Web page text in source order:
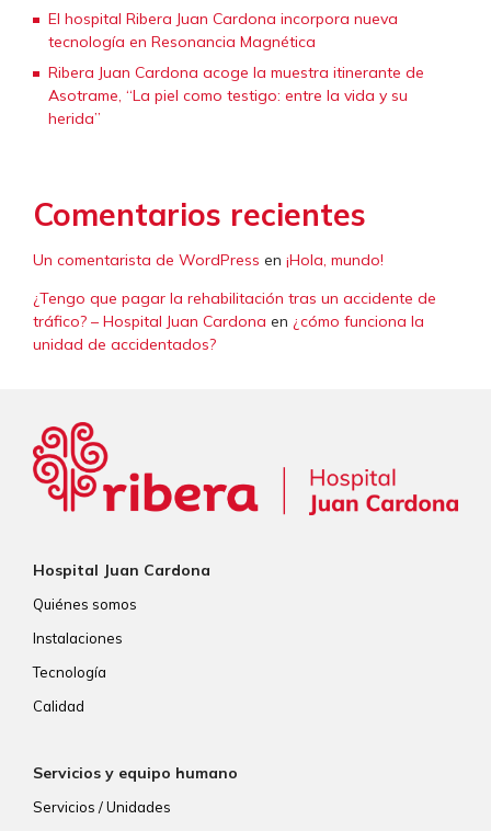
El hospital Ribera Juan Cardona incorpora nueva
tecnología en Resonancia Magnética
Ribera Juan Cardona acoge la muestra itinerante de
Asotrame, “La piel como testigo: entre la vida y su
herida”
Comentarios recientes
Un comentarista de WordPress en ¡Hola, mundo!
¿Tengo que pagar la rehabilitación tras un accidente de
tráfico? – Hospital Juan Cardona en ¿cómo funciona la
unidad de accidentados?
Hospital Juan Cardona
Quiénes somos
Instalaciones
Tecnología
Calidad
Servicios y equipo humano
Servicios / Unidades